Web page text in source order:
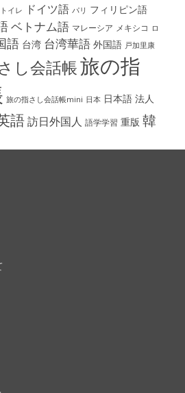
トイレ ドイツ語 パリ フィリピン語
ベトナム語 マレーシア メキシコ ロ
語 台湾 台湾華語 外国語 戸加里康
し会話帳旅の指
旅の指さし会話帳mini 日本 日本語 法人
語訪日外国人 語学学習 重版 韓